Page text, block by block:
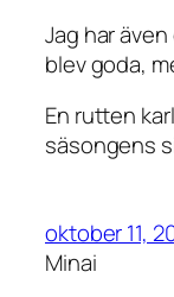
Jag har
blev goda,
En rutten
säsongens
oktober 11,
Minai